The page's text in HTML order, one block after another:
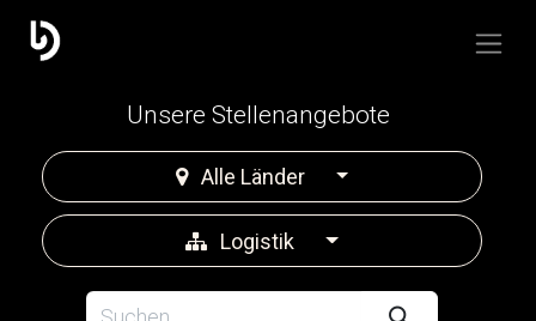
Unsere Stellenangebote
Alle Länder
Logistik